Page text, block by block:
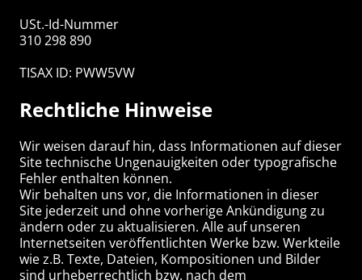
USt.-Id-Nummer
310 298 890
TISAX ID: PWW5VW
Rechtliche Hinweise
Wir weisen darauf hin, dass Informationen auf dieser
Site technische Ungenauigkeiten oder typografische
Fehler enthalten können.
Wir behalten uns vor, die Informationen in dieser
Site jederzeit und ohne vorherige Ankündigung zu
ändern oder zu aktualisieren. Alle auf unseren
Internetseiten veröffentlichten Werke bzw. Werkteile
wie z.B. Texte, Dateien, Kompositionen und Bilder
sind urheberrechtlich bzw. nach dem